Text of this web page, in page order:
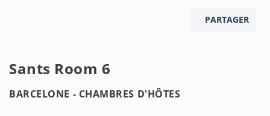
PARTAGER
Sants Room 6
BARCELONE - CHAMBRES D'HÔTES